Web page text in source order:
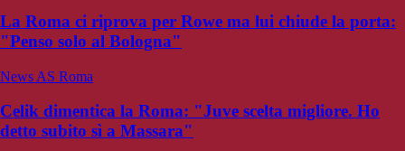
La Roma ci riprova per Rowe ma lui chiude la porta:
"Penso solo al Bologna"
News AS Roma
Celik dimentica la Roma: "Juve scelta migliore. Ho
detto subito sì a Massara"